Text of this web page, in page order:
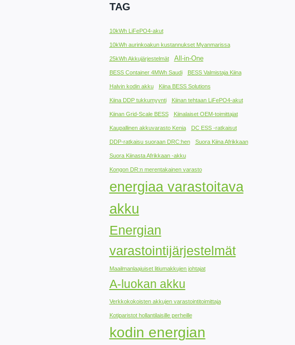
TAG
10kWh LiFePO4-akut
10kWh aurinkoakun kustannukset Myanmarissa
25kWh Akkujärjestelmät All-in-One
BESS Container 4MWh Saudi BESS Valmistaja Kiina
Halvin kodin akku Kiina BESS Solutions
Kiina DDP tukkumyynti Kiinan tehtaan LiFePO4-akut
Kiinan Grid-Scale BESS Kiinalaiset OEM-toimittajat
Kaupallinen akkuvarasto Kenia DC ESS -ratkaisut
DDP-ratkaisu suoraan DRC:hen Suora Kiina Afrikkaan
Suora Kiinasta Afrikkaan -akku
Kongon DR:n merentakainen varasto
energiaa varastoitava
akku
Energian
varastointijärjestelmät
Maailmanlaajuiset litiumakkujen johtajat
A-luokan akku
Verkkokokoisten akkujen varastointitoimittaja
Kotiparistot hollantilaisille perheille
kodin energian